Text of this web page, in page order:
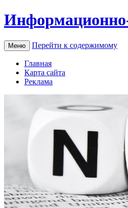
Меню Перейти к содержимому
Главная
Карта сайта
Реклама